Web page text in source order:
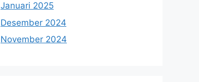
Januari 2025
Desember 2024
November 2024